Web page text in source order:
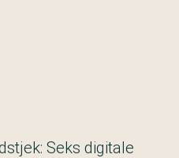
Seks digitale